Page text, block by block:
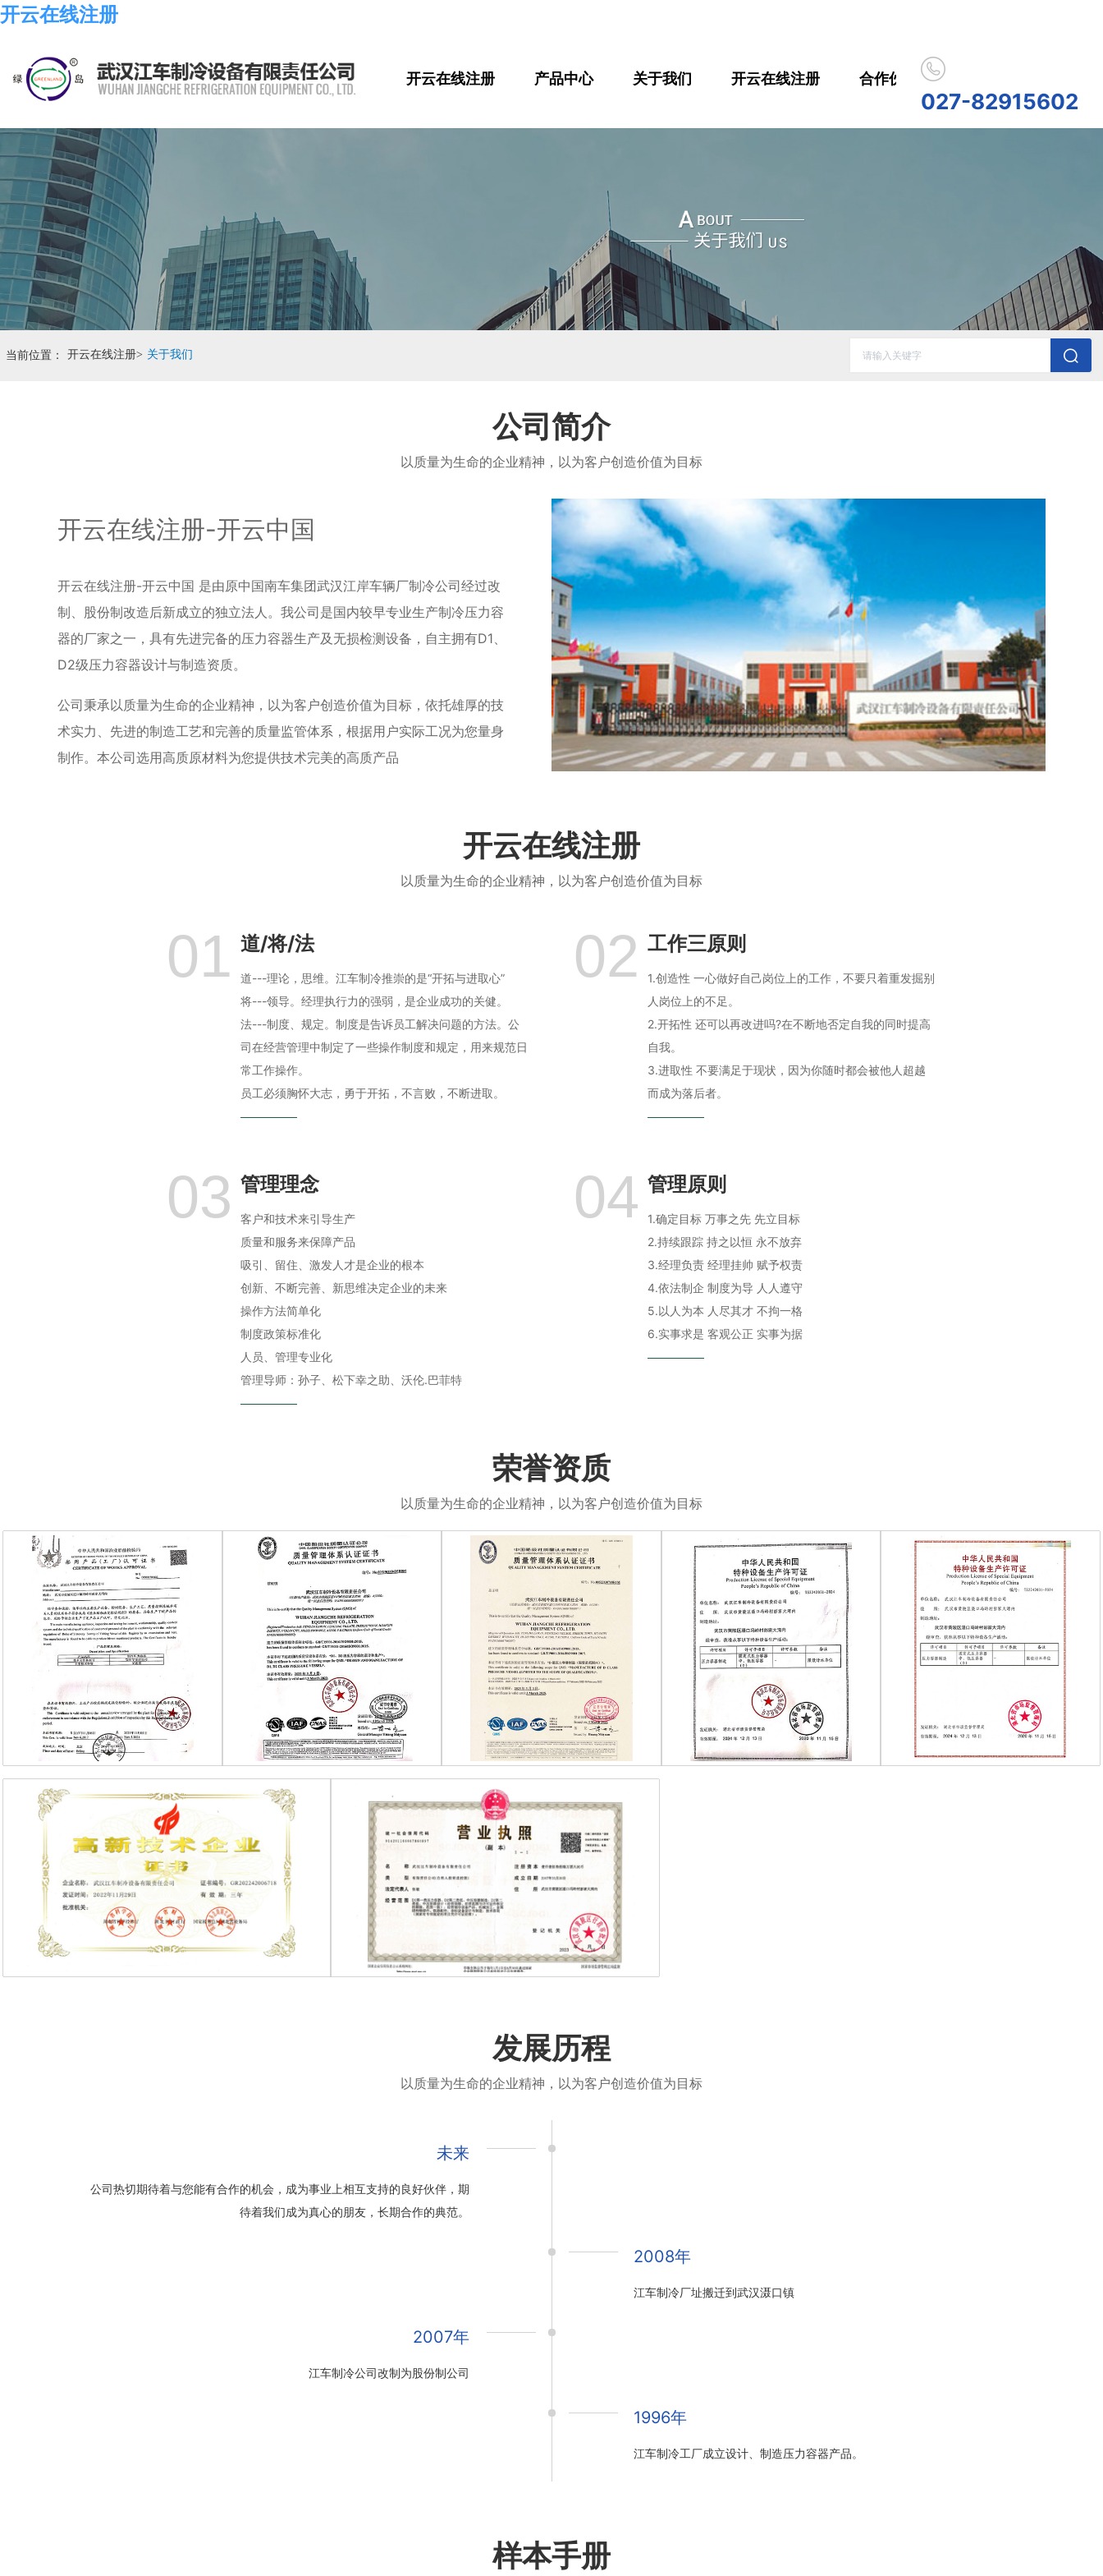
开云在线注册
开云在线注册 产品中心 关于我们 开云在线注册 合作伙伴
027-82915602
当前位置： 开云在线注册> 关于我们 清空记录
公司简介
以质量为生命的企业精神，以为客户创造价值为目标
开云在线注册-开云中国
开云在线注册-开云中国 是由原中国南车集团武汉江岸车辆厂制冷公司经过改
制、股份制改造后新成立的独立法人。我公司是国内较早专业生产制冷压力容
器的厂家之一，具有先进完备的压力容器生产及无损检测设备，自主拥有D1、
D2级压力容器设计与制造资质。
公司秉承以质量为生命的企业精神，以为客户创造价值为目标，依托雄厚的技
术实力、先进的制造工艺和完善的质量监管体系，根据用户实际工况为您量身
制作。本公司选用高质原材料为您提供技术完美的高质产品
开云在线注册
以质量为生命的企业精神，以为客户创造价值为目标
01 道/将/法
道---理论，思维。江车制冷推崇的是“开拓与进取心”
将---领导。经理执行力的强弱，是企业成功的关健。
法---制度、规定。制度是告诉员工解决问题的方法。公
司在经营管理中制定了一些操作制度和规定，用来规范日
常工作操作。
员工必须胸怀大志，勇于开拓，不言败，不断进取。
02 工作三原则
1.创造性 一心做好自己岗位上的工作，不要只着重发掘别
人岗位上的不足。
2.开拓性 还可以再改进吗?在不断地否定自我的同时提高
自我。
3.进取性 不要满足于现状，因为你随时都会被他人超越
而成为落后者。
03 管理理念
客户和技术来引导生产
质量和服务来保障产品
吸引、留住、激发人才是企业的根本
创新、不断完善、新思维决定企业的未来
操作方法简单化
制度政策标准化
人员、管理专业化
管理导师：孙子、松下幸之助、沃伦.巴菲特
04 管理原则
1.确定目标 万事之先 先立目标
2.持续跟踪 持之以恒 永不放弃
3.经理负责 经理挂帅 赋予权责
4.依法制企 制度为导 人人遵守
5.以人为本 人尽其才 不拘一格
6.实事求是 客观公正 实事为据
荣誉资质
以质量为生命的企业精神，以为客户创造价值为目标
发展历程
以质量为生命的企业精神，以为客户创造价值为目标
未来
公司热切期待着与您能有合作的机会，成为事业上相互支持的良好伙伴，期
待着我们成为真心的朋友，长期合作的典范。
2008年
江车制冷厂址搬迁到武汉滠口镇
2007年
江车制冷公司改制为股份制公司
1996年
江车制冷工厂成立设计、制造压力容器产品。
样本手册